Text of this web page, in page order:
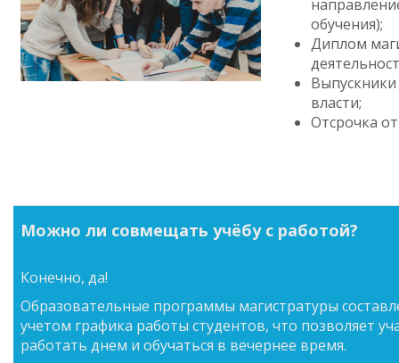
обучения);
Диплом
власти;
Отсрочка
Можно ли совмещать учёбу с работой?
Конечно, да!
Образовательные программы магистратуры
учетом графика работы студентов, что позволяет
работать днем и обучаться в вечернее время.